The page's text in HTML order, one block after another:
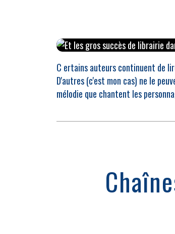
C ertains auteurs continuent de
D'autres (c'est mon cas) ne le
mélodie que chantent les